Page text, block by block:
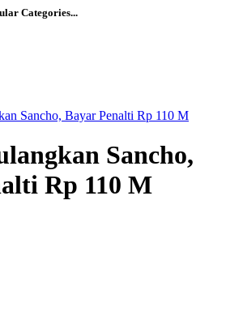
Categories...
Sancho, Bayar Penalti Rp 110 M
Sancho,
Rp 110 M